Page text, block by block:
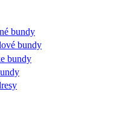
bundy
bundy
bundy